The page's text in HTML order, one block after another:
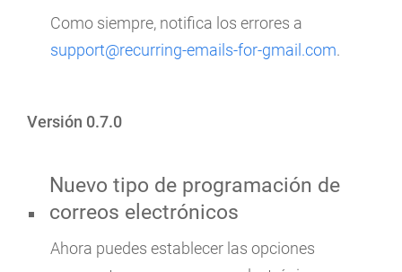
Como siempre, notifica los errores a
support@recurring-emails-for-gmail.com.
Versión 0.7.0
Nuevo tipo de programación de
correos electrónicos
Ahora puedes establecer las opciones